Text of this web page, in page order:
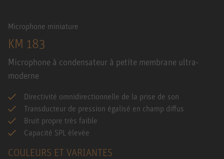
Microphone miniature
KM 183
Microphone à condensateur à petite membrane ultra-
moderne
Directivité omnidirectionnelle de la prise de son
Transducteur de pression égalisé en champ diffus
Bruit propre très faible
Capacité SPL élevée
COULEURS ET VARIANTES